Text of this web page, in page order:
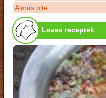
Almás pite
Leves receptek